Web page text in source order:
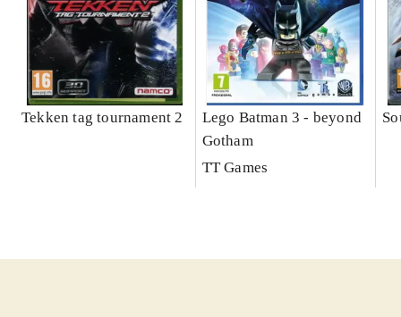
Tekken tag tournament 2
Lego Batman 3 - beyond
Gotham
TT Games